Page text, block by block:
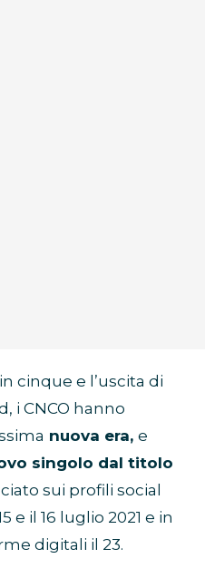
cinque e l’uscita di
i CNCO hanno
nuova era, e
singolo dal titolo
sui profili social
e il 16 luglio 2021 e in
digitali il 23.